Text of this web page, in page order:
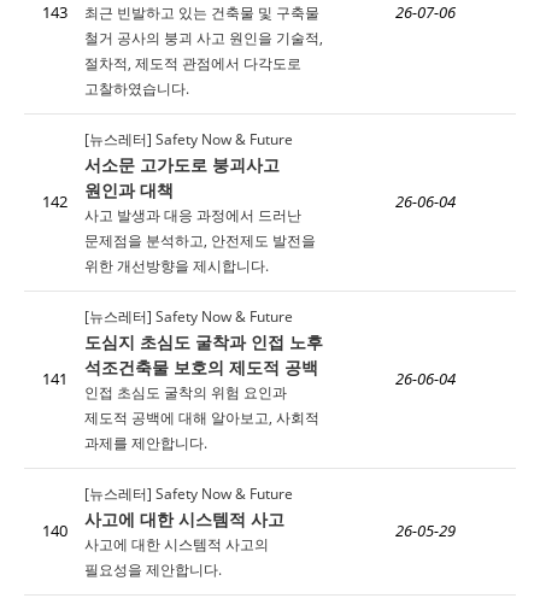
143
최근 빈발하고 있는 건축물 및 구축물
철거 공사의 붕괴 사고 원인을 기술적,
절차적, 제도적 관점에서 다각도로
고찰하였습니다.
26-07-06
142
[뉴스레터] Safety Now & Future
서소문 고가도로 붕괴사고
원인과 대책
사고 발생과 대응 과정에서 드러난
문제점을 분석하고, 안전제도 발전을
위한 개선방향을 제시합니다.
26-06-04
141
[뉴스레터] Safety Now & Future
도심지 초심도 굴착과 인접 노후
석조건축물 보호의 제도적 공백
인접 초심도 굴착의 위험 요인과
제도적 공백에 대해 알아보고, 사회적
과제를 제안합니다.
26-06-04
140
[뉴스레터] Safety Now & Future
사고에 대한 시스템적 사고
사고에 대한 시스템적 사고의
필요성을 제안합니다.
26-05-29